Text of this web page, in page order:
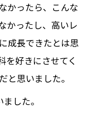
かったら、こんな
かったし、高いレ
成長できたとは思
を好きにさせてく
と思いました。
した。